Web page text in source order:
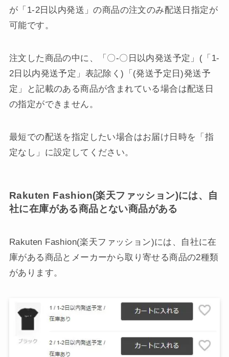
が「1-2日以内発送」の商品の注文のみ配送日指定が
可能です。
注文した商品の中に、「〇-〇日以内発送予定」(「1-
2日以内発送予定」表記除く)「(発送予定日)発送予
定」と記載のある商品が含まれている場合は配送日
の指定ができません。
最短での配送を指定したい場合はお届け日時を「指
定なし」に設定してください。
Rakuten Fashion(楽天ファッション)には、自
社に在庫がある商品とない商品がある
Rakuten Fashion(楽天ファッション)には、自社に在
庫がある商品とメーカーから取り寄せる商品の2種類
があります。